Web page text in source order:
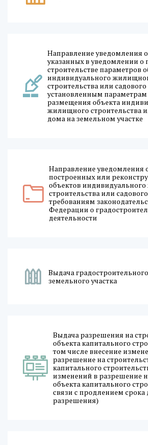
Направление уведомления о
указанных в уведомлении
строительстве параметров
индивидуального
строительства или
установленным
размещения объекта
жилищного строительства
дома на земельном участке
Направление уведомления
построенных или
объектов
строительства или
требованиям
Федерации о
деятельности
Выдача
земельного участка
Выдача разрешения на
объекта капитального
том числе внесение
разрешение на
капитального
изменений в разрешение
объекта капитального
связи с продлением срока
разрешения)